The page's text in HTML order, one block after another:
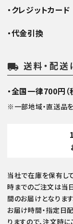
・クレジットカード
・代金引換
local_shipping 送料・配送
・全国一律700円（
※一部地域・直送品
当社で在庫を保有し
時までのご注文は当
間のお届けとなります
お届け時間・指定日
りますので、注文時に